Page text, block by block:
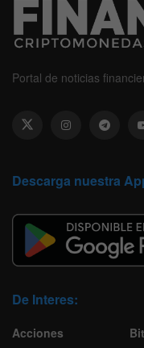
Portal de noticias
Descarga nuestra
De Interes:
Acciones